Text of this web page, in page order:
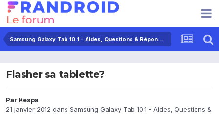
Samsung Galaxy Tab 10.1 - Aides, Questions & Réponses
Flasher sa tablette?
Par Kespa
21 janvier 2012 dans Samsung Galaxy Tab 10.1 - Aides, Questions &